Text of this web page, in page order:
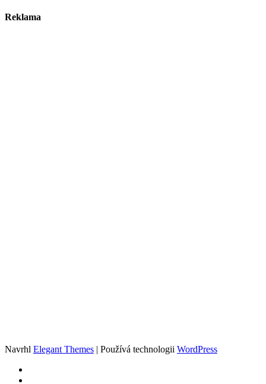
Reklama
Navrhl Elegant Themes | Používá technologii WordPress